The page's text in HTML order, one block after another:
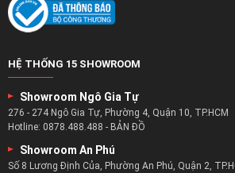
HỆ THỐNG 15 SHOWROOM
Showroom Ngô Gia Tự
276 - 274 Ngô Gia Tự, Phường 4, Quận 10, TP.HCM
Hotline: 0878.488.488 - BẢN ĐỒ
Showroom An Phú
Số 8 Lương Định Của, Phường An Phú, Quận 2,